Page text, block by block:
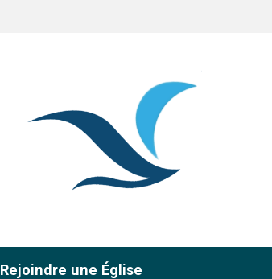
Rejoindre une Église